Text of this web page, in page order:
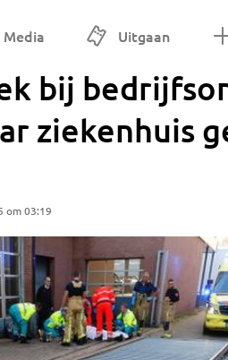
Media Uitgaan
bij
ziekenhuis
om 03:19